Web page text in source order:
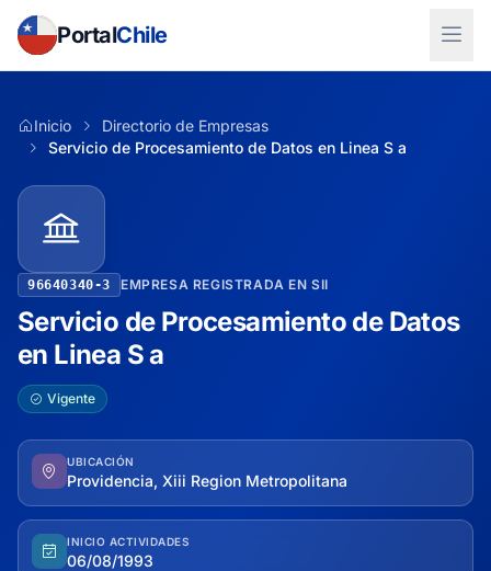
PortalChile
Inicio
Directorio de Empresas
Servicio de Procesamiento de Datos en Linea S a
96640340-3 EMPRESA REGISTRADA EN SII
Servicio de Procesamiento de Datos
en Linea S a
Vigente
UBICACIÓN
Providencia, Xiii Region Metropolitana
INICIO ACTIVIDADES
06/08/1993